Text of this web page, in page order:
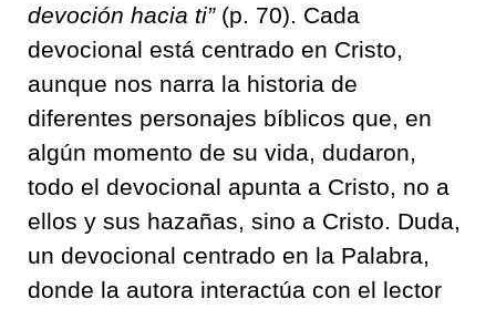
devoción hacia ti” (p. 70). Cada
devocional está centrado en Cristo,
aunque nos narra la historia de
diferentes personajes bíblicos que, en
algún momento de su vida, dudaron,
todo el devocional apunta a Cristo, no a
ellos y sus hazañas, sino a Cristo. Duda,
un devocional centrado en la Palabra,
donde la autora interactúa con el lector